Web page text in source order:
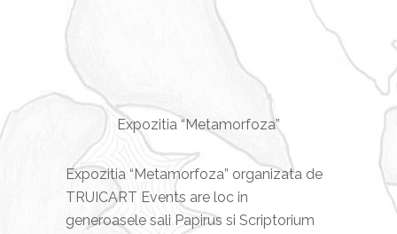
Expozitia “Metamorfoza”
Expozitia “Metamorfoza” organizata de
TRUICART Events are loc in
generoasele sali Papirus si Scriptorium